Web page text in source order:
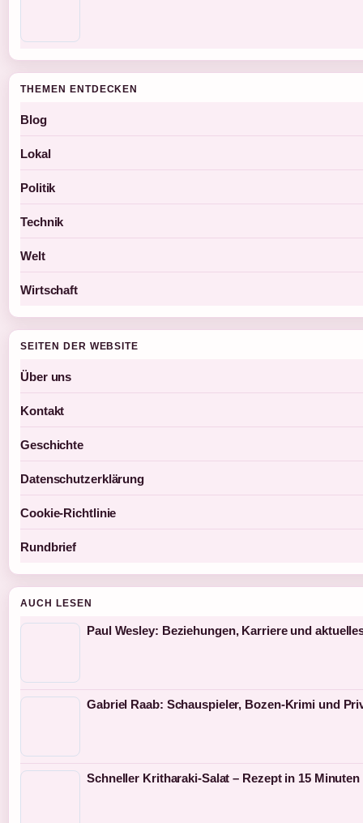
THEMEN ENTDECKEN
Blog
Lokal
Politik
Technik
Welt
Wirtschaft
SEITEN DER WEBSITE
Über uns
Kontakt
Geschichte
Datenschutzerklärung
Cookie-Richtlinie
Rundbrief
AUCH LESEN
Paul Wesley: Beziehungen, Karriere und
Gabriel Raab: Schauspieler, Bozen-Krimi und
Schneller Kritharaki-Salat – Rezept in 15 Minuten